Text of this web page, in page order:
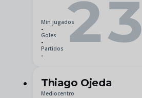
Min jugados
-
Goles
-
Partidos
-
23
Thiago Ojeda
Mediocentro